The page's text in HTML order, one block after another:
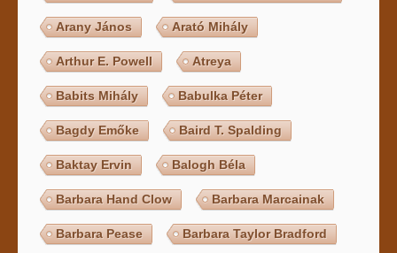
Arany János Arató Mihály
Arthur E. Powell Atreya
Babits Mihály Babulka Péter
Bagdy Emőke Baird T. Spalding
Baktay Ervin Balogh Béla
Barbara Hand Clow Barbara Marcainak
Barbara Pease Barbara Taylor Bradford